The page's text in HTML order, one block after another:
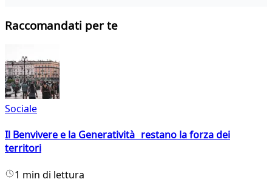
Raccomandati per te
Sociale
Il Benvivere e la Generatività restano la forza dei
territori
1 min di lettura